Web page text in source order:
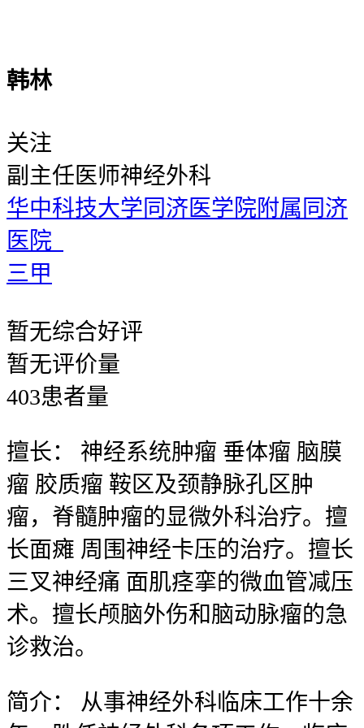
韩林
关注
副主任医师神经外科
华中科技大学同济医学院附属同济
医院
三甲
暂无综合好评
暂无评价量
403患者量
擅长：
神经系统肿瘤 垂体瘤 脑膜
瘤 胶质瘤 鞍区及颈静脉孔区肿
瘤，脊髓肿瘤的显微外科治疗。擅
长面瘫 周围神经卡压的治疗。擅长
三叉神经痛 面肌痉挛的微血管减压
术。擅长颅脑外伤和脑动脉瘤的急
诊救治。
简介：
从事神经外科临床工作十余